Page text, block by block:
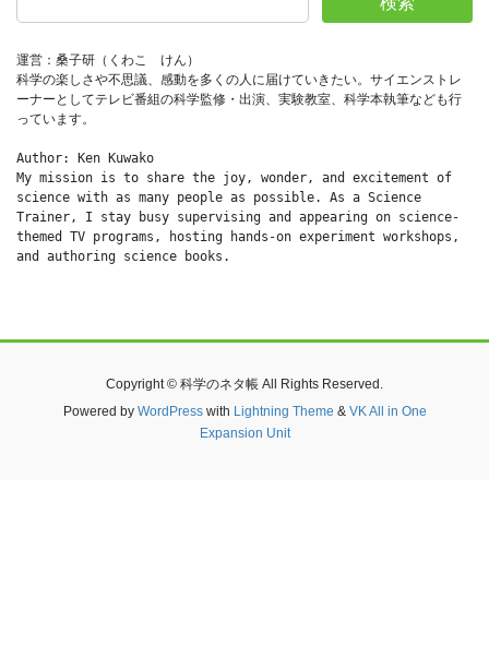
運営：桑子研（くわこ　けん）
科学の楽しさや不思議、感動を多くの人に届けていきたい。サイエンストレ
ーナーとしてテレビ番組の科学監修・出演、実験教室、科学本執筆なども行
っています。
Author: Ken Kuwako
My mission is to share the joy, wonder, and excitement of
science with as many people as possible. As a Science
Trainer, I stay busy supervising and appearing on science-
themed TV programs, hosting hands-on experiment workshops,
and authoring science books.
Copyright © 科学のネタ帳 All Rights Reserved.
Powered by WordPresswith Lightning Theme & VK All in One
Expansion Unit